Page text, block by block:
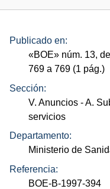
Publicado en:
«BOE» núm. 13,
769 a 769 (1 pág.)
Sección:
V. Anuncios - A.
servicios
Departamento:
Ministerio de
Referencia:
BOE-B-1997-394